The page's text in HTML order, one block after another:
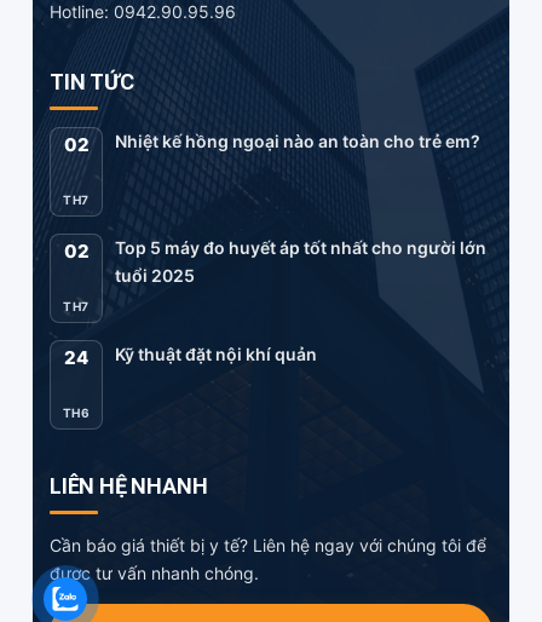
Hotline: 0942.90.95.96
TIN TỨC
02
TH7
Nhiệt kế hồng ngoại nào an toàn cho trẻ em?
02
TH7
Top 5 máy đo huyết áp tốt nhất cho người lớn
tuổi 2025
24
TH6
Kỹ thuật đặt nội khí quản
LIÊN HỆ NHANH
Cần báo giá thiết bị y tế? Liên hệ ngay với chúng tôi để
được tư vấn nhanh chóng.